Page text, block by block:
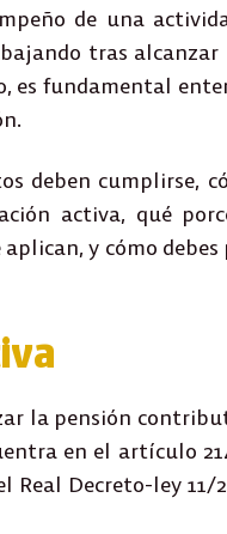
de una
tras
es fundamental
deben cumplirse,
activa, qué
y cómo
la pensión
en el artículo
Real Decreto-ley 11/